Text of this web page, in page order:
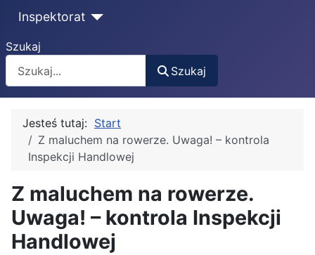
Inspektorat
Szukaj
Szukaj
Jesteś tutaj: Start
Z maluchem na rowerze. Uwaga! – kontrola
Inspekcji Handlowej
Z maluchem na rowerze.
Uwaga! – kontrola Inspekcji
Handlowej